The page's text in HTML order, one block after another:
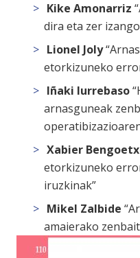
Kike Amonarriz
dira eta zer
Lionel Joly
etorkizuneko
Iñaki Iurrebaso
arnasguneak
Xabier
etorkizuneko
iruzkinak”
Mikel Zalbide
amaierako